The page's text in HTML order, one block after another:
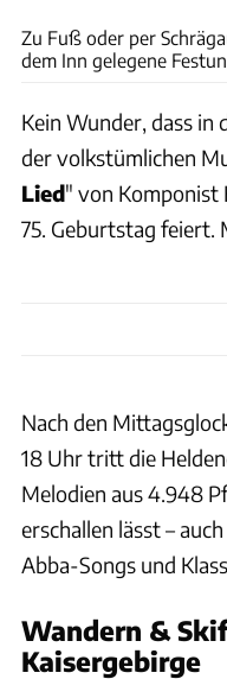
Zu Fuß oder per
dem Inn gelegene
Kein Wunder, dass in
der volkstümlichen
Lied" von Komponist
75. Geburtstag feiert.
Nach den
18 Uhr tritt die
Melodien aus 4.948
erschallen lässt –
Abba-Songs und
Wandern &
Kaisergebirge